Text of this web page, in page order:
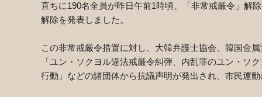
直ちに190名全員が昨日午前1時頃、「非常戒厳令」解
解除を発表しました。
この非常戒厳令措置に対し、大韓弁護士協会、韓国金
「ユン・ソクヨル違法戒厳令糾弾、内乱罪のユン・ソ
行動」などの諸団体から抗議声明が発出され、市民運